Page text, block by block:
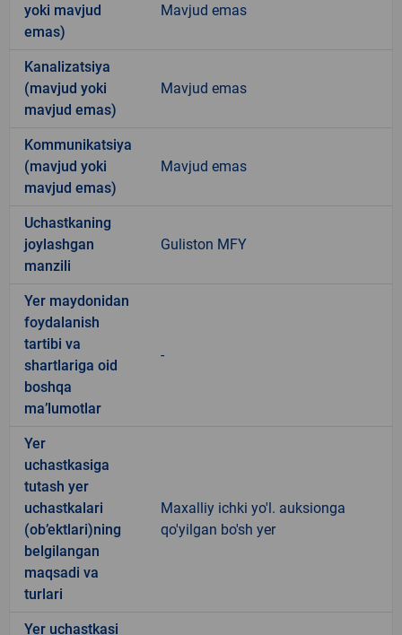
yoki mavjud
emas)
Mavjud emas
Kanalizatsiya
(mavjud yoki
mavjud emas)
Mavjud emas
Kommunikatsiya
(mavjud yoki
mavjud emas)
Mavjud emas
Uchastkaning
joylashgan
manzili
Guliston MFY
Yer maydonidan
foydalanish
tartibi va
shartlariga oid
boshqa
ma’lumotlar
-
Yer
uchastkasiga
tutash yer
uchastkalari
(ob’ektlari)ning
belgilangan
maqsadi va
turlari
Maxalliy ichki yo'l. auksionga
qo'yilgan bo'sh yer
Yer uchastkasi